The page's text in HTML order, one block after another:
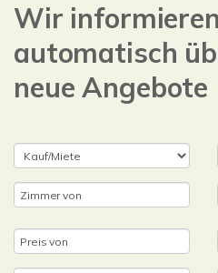
Wir
automatisch
neue Angebote